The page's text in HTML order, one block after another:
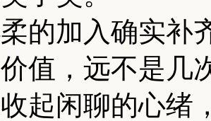
的加入确实补
值，远不是几
起闲聊的心绪